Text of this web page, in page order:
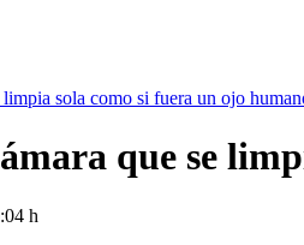
limpia sola como si fuera un ojo
que se
h